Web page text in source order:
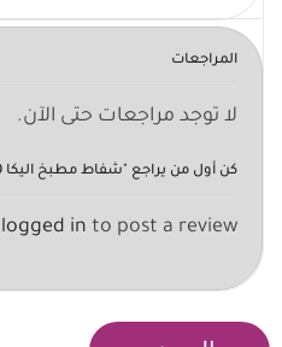
المراجعات
لا توجد مراجعات حتى الآن.
كن أول من يراجع "شفاط مطبخ اليكا 90 سم – اسود
logged in to post a review.